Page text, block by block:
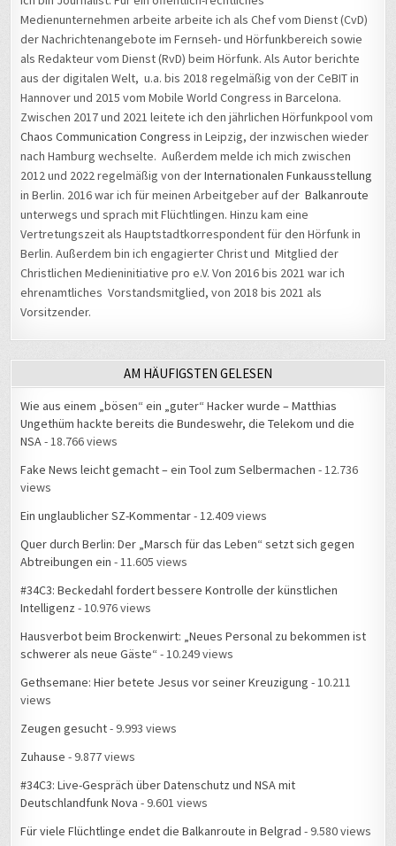
Medienunternehmen arbeite arbeite ich als Chef vom Dienst (CvD)
der Nachrichtenangebote im Fernseh- und Hörfunkbereich sowie
als Redakteur vom Dienst (RvD) beim Hörfunk. Als Autor berichte
aus der digitalen Welt, u.a. bis 2018 regelmäßig von der CeBIT in
Hannover und 2015 vom Mobile World Congress in Barcelona.
Zwischen 2017 und 2021 leitete ich den jährlichen Hörfunkpool vom
Chaos Communication Congress in Leipzig, der inzwischen wieder
nach Hamburg wechselte. Außerdem melde ich mich zwischen
2012 und 2022 regelmäßig von derInternationalen Funkausstellung
in Berlin. 2016 war ich für meinen Arbeitgeber auf derBalkanroute
unterwegs und sprach mit Flüchtlingen. Hinzu kam eine
Vertretungszeit als Hauptstadtkorrespondent für den Hörfunk in
Berlin. Außerdem bin ich engagierter Christ und Mitglied der
Christlichen Medieninitiative pro e.V. Von 2016 bis 2021 war ich
ehrenamtliches Vorstandsmitglied, von 2018 bis 2021 als
Vorsitzender.
AM HÄUFIGSTEN GELESEN
Wie aus einem „bösen“ ein „guter“ Hacker wurde – Matthias
Ungethüm hackte bereits die Bundeswehr, die Telekom und die
NSA- 18.766 views
Fake News leicht gemacht – ein Tool zum Selbermachen - 12.736
views
Ein unglaublicher SZ-Kommentar- 12.409 views
Quer durch Berlin: Der „Marsch für das Leben“ setzt sich gegen
Abtreibungen ein - 11.605 views
#34C3: Beckedahl fordert bessere Kontrolle der künstlichen
Intelligenz - 10.976 views
Hausverbot beim Brockenwirt: „Neues Personal zu bekommen ist
schwerer als neue Gäste“ - 10.249 views
Gethsemane: Hier betete Jesus vor seiner Kreuzigung - 10.211
views
Zeugen gesucht- 9.993 views
Zuhause - 9.877 views
#34C3: Live-Gespräch über Datenschutz und NSA mit
Deutschlandfunk Nova - 9.601 views
Für viele Flüchtlinge endet die Balkanroute in Belgrad - 9.580 views